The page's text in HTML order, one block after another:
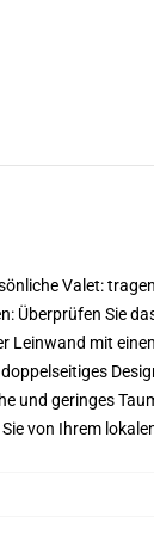
Valet:
Überprüfen Sie
Leinwand mit
und geringes
von Ihrem